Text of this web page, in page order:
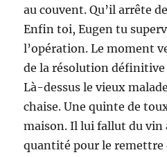
au couvent. Qu’il arrête
Enfin toi, Eugen tu
l’opération. Le moment
de la résolution définitive
Là-dessus le vieux
chaise. Une quinte de
maison. Il lui fallut du vin
quantité pour le remettre